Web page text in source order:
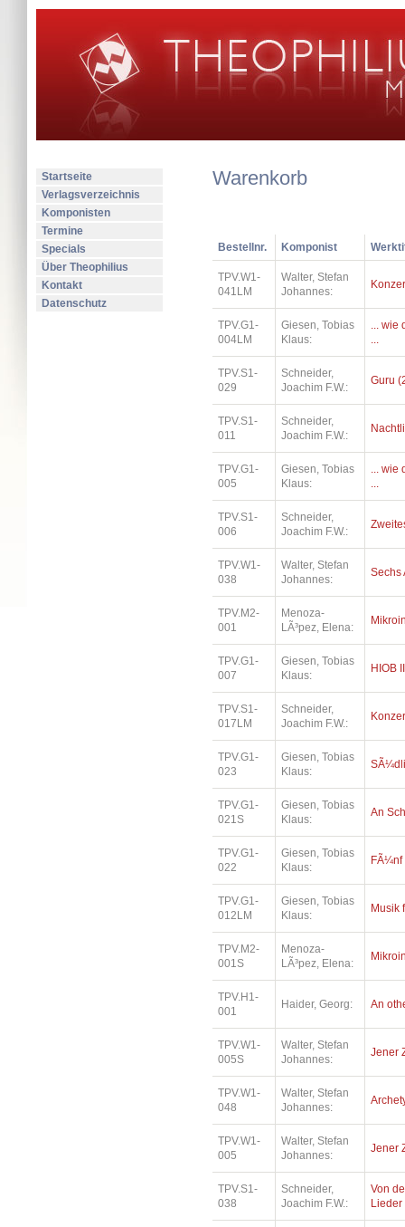
Startseite
Verlagsverzeichnis
Komponisten
Termine
Specials
Über Theophilius
Kontakt
Datenschutz
Warenkorb
Bestellnr. Komponist
TPV.W1-
041LM
Walter, Stefan
Johannes:
TPV.G1-
004LM
Giesen, Tobias
Klaus:
... wie
...
TPV.S1-
029
Schneider,
Joachim F.W.:
Guru
TPV.S1-
011
Schneider,
Joachim F.W.:
TPV.G1-
005
Giesen, Tobias
Klaus:
... wie
...
TPV.S1-
006
Schneider,
Joachim F.W.:
TPV.W1-
038
Walter, Stefan
Johannes:
Sechs
TPV.M2-
001
Menoza-
LÃ³pez, Elena:
TPV.G1-
007
Giesen, Tobias
Klaus:
HIOB II
TPV.S1-
017LM
Schneider,
Joachim F.W.:
TPV.G1-
023
Giesen, Tobias
Klaus:
TPV.G1-
021S
Giesen, Tobias
Klaus:
An
TPV.G1-
022
Giesen, Tobias
Klaus:
FÃ¼nf
TPV.G1-
012LM
Giesen, Tobias
Klaus:
Musik
TPV.M2-
001S
Menoza-
LÃ³pez, Elena:
TPV.H1-
001
Haider, Georg: An
TPV.W1-
005S
Walter, Stefan
Johannes:
Jener
TPV.W1-
048
Walter, Stefan
Johannes:
TPV.W1-
005
Walter, Stefan
Johannes:
Jener
TPV.S1-
038
Schneider,
Joachim F.W.:
Von
Lieder